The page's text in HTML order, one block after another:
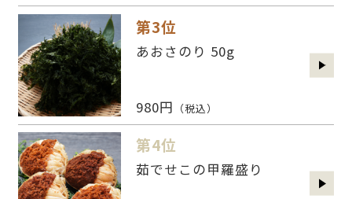
第3位
あおさのり 50g
980円 （税込）
第4位
茹でせこの甲羅盛り